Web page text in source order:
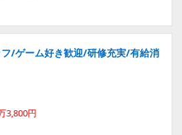
/ゲーム好き歓迎/研修充実/有給消
3,800円